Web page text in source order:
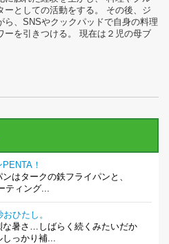
ーとしての活動をする。 その後、ジ
ら、SNSやクックパッドで自身の料理
ーを引きつける。 現在は２児の母ブ
！
はタークの鉄フライパンと、
ティング...
ひたし。
な暑さ…しばらく続くみたいだか
っかり補...